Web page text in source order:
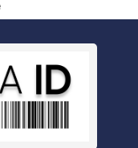
Logísticos
Estoque